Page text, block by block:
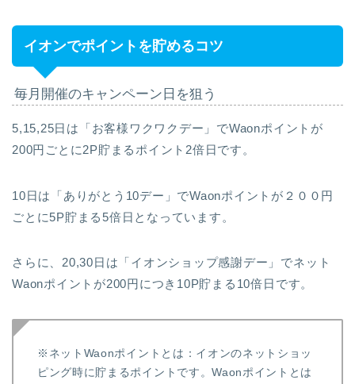
イオンでポイントを貯めるコツ
毎月開催のキャンペーン日を狙う
5,15,25日は「お客様ワクワクデー」でWaonポイントが
200円ごとに2P貯まるポイント2倍日です。
10日は「ありがとう10デー」でWaonポイントが２００円
ごとに5P貯まる5倍日となっています。
さらに、20,30日は「イオンショップ感謝デー」でネット
Waonポイントが200円につき10P貯まる10倍日です。
※ネットWaonポイントとは：イオンのネットショッ
ピング時に貯まるポイントです。Waonポイントとは